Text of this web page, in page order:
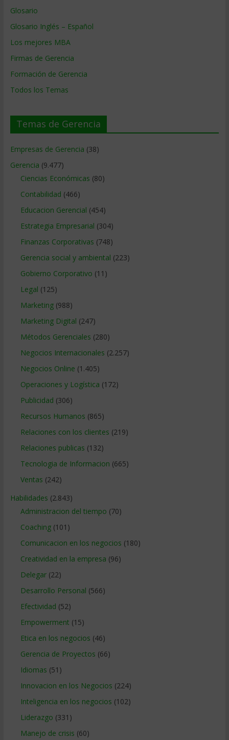
Glosario
Glosario Inglés – Español
Los mejores MBA
Firmas de Gerencia
Formación de Gerencia
Todos los Temas
Temas de Gerencia
Empresas de Gerencia (38)
Gerencia (9.477)
Ciencias Económicas (80)
Contabilidad (466)
Educacion Gerencial (454)
Estrategia Empresarial (304)
Finanzas Corporativas (748)
Gerencia social y ambiental (223)
Gobierno Corporativo (11)
Legal (125)
Marketing(988)
Marketing Digital (247)
Métodos Gerenciales (280)
Negocios Internacionales (2.257)
Negocios Online (1.405)
Operaciones y Logística (172)
Publicidad (306)
Recursos Humanos (865)
Relaciones con los clientes (219)
Relaciones publicas (132)
Tecnologia de Informacion (665)
Ventas (242)
Habilidades (2.843)
Administracion del tiempo (70)
Coaching(101)
Comunicacion en los negocios (180)
Creatividad en la empresa (96)
Delegar(22)
Desarrollo Personal (566)
Efectividad (52)
Empowerment (15)
Etica en los negocios (46)
Gerencia de Proyectos (66)
Idiomas (51)
Innovacion en los Negocios (224)
Inteligencia en los negocios (102)
Liderazgo (331)
Manejo de crisis (60)